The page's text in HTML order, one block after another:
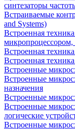
синтезаторы
Встраиваемые
and Systems)
Встроенная
Встроенная
Встроенная
Встроенные
Встроенные
назначения
Встроенные
Встроенные
логические
Встроенные